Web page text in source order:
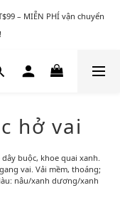
– MIỄN PHÍ vận chuyển
hở vai
buộc, khoe quai xanh.
vai. Vải mềm, thoáng;
nâu/xanh dương/xanh